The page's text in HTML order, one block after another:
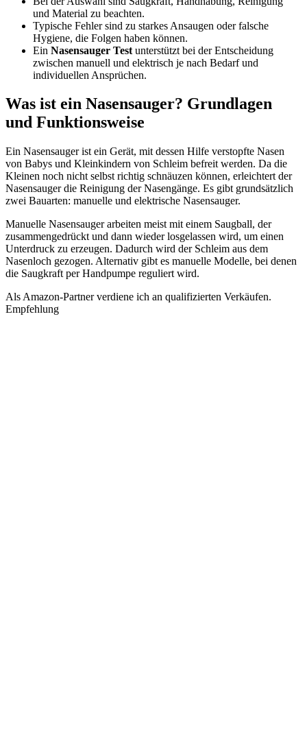
und Material zu beachten.
Typische Fehler sind zu starkes Ansaugen oder falsche
Hygiene, die Folgen haben können.
Ein Nasensauger Test unterstützt bei der Entscheidung
zwischen manuell und elektrisch je nach Bedarf und
individuellen Ansprüchen.
Was ist ein Nasensauger? Grundlagen
und Funktionsweise
Ein Nasensauger ist ein Gerät, mit dessen Hilfe verstopfte Nasen
von Babys und Kleinkindern von Schleim befreit werden. Da die
Kleinen noch nicht selbst richtig schnäuzen können, erleichtert der
Nasensauger die Reinigung der Nasengänge. Es gibt grundsätzlich
zwei Bauarten: manuelle und elektrische Nasensauger.
Manuelle Nasensauger arbeiten meist mit einem Saugball, der
zusammengedrückt und dann wieder losgelassen wird, um einen
Unterdruck zu erzeugen. Dadurch wird der Schleim aus dem
Nasenloch gezogen. Alternativ gibt es manuelle Modelle, bei denen
die Saugkraft per Handpumpe reguliert wird.
Als Amazon-Partner verdiene ich an qualifizierten Verkäufen.
Empfehlung